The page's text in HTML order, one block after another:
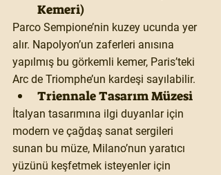
Kemeri)
Parco Sempione’nin kuzey ucunda yer
alır. Napolyon’un zaferleri anısına
yapılmış bu görkemli kemer, Paris’teki
Arc de Triomphe’un kardeşi sayılabilir.
Triennale Tasarım Müzesi
İtalyan tasarımına ilgi duyanlar için
modern ve çağdaş sanat sergileri
sunan bu müze, Milano’nun yaratıcı
yüzünü keşfetmek isteyenler için